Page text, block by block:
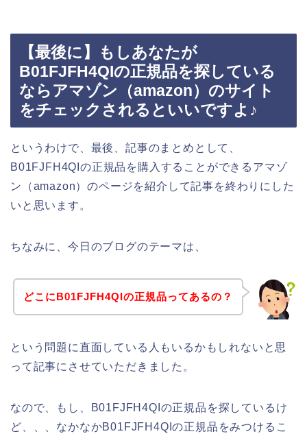
【最後に】もしあなたが
B01FJFH4QIの正規品を探している
ならアマゾン（amazon）のサイト
をチェックされるといいですよ♪
というわけで、最後、記事のまとめとして、
B01FJFH4QIの正規品を購入することができるアマゾ
ン（amazon）のページを紹介して記事を終わりにした
いと思います。
ちなみに、今日のブログのテーマは、
どこにB01FJFH4QIの正規品ってあるの？
という問題に直面している人もいるかもしれないと思
って記事にさせていただきました。
なので、もし、B01FJFH4QIの正規品を探しているけ
ど、、、なかなかB01FJFH4QIの正規品をみつけるこ